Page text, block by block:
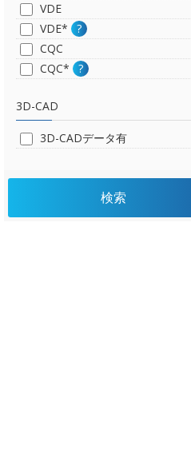
VDE
VDE*
?
CQC
CQC*
?
3D-CAD
3D-CADデータ有
検索